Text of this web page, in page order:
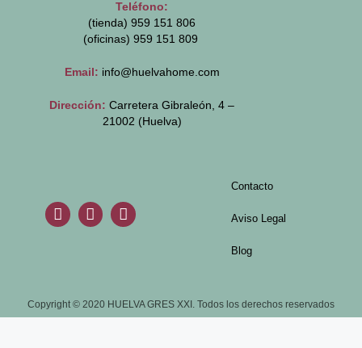
Teléfono:
(tienda) 959 151 806
(oficinas) 959 151 809
Email: info@huelvahome.com
Dirección: Carretera Gibraleón, 4 –
21002 (Huelva)
Contacto
Aviso Legal
Blog
Copyright © 2020 HUELVA GRES XXI. Todos los derechos reservados